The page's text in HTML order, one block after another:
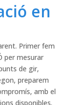
en
Primer fem
per mesurar
de gir,
preparem
amb el
disponibles.